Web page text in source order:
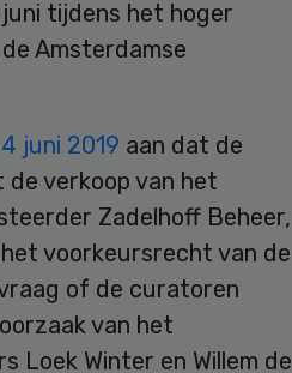
tijdens het hoger
Amsterdamse
juni 2019 aan dat de
verkoop van het
Zadelhoff Beheer,
voorkeursrecht van de
of de curatoren
van het
Loek Winter en Willem de